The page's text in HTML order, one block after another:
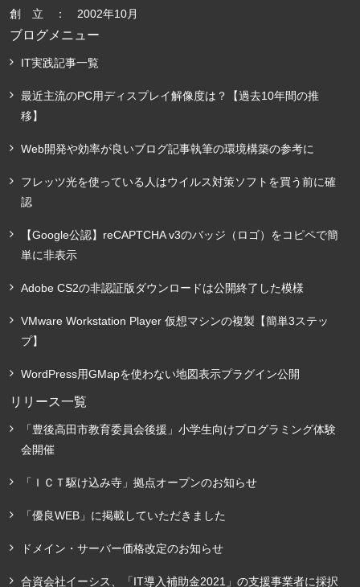
創 立 ： 2002年10月
ブログメニュー
IT実践記事一覧
最近主流のPC用ディスプレイ解像度は？【過去10年間の推
移】
Web開発や効率が良いブログ記事執筆の環境構築の参考に
フレッツ光を使っている人はウイルス対策ソフトを買う前に確
認
【Google公認】reCAPTCHA v3のバッジ（ロゴ）をコピペで簡
単に非表示
Adobe CS2の非認証版ダウンロードは公開終了した模様
VMware Workstation Player 仮想マシンの複製【簡単3ステッ
プ】
WordPress用GMapを使わない地図表示プラグイン公開
リリース一覧
「豊後高田市教育委員会後援」小学生向けプログラミング体験
会開催
「ＩＣＴ駆け込み寺」拠点オープンのお知らせ
「優良WEB」に掲載していただきました
ドメイン・サーバー価格改定のお知らせ
合資会社イーシス、「IT導入補助金2021」の支援事業者に採択